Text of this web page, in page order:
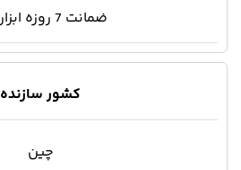
ضمانت 7 روزه ابزارلاین
کشور سازنده
چین